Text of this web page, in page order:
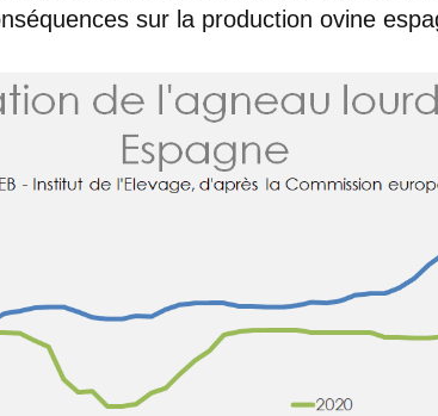
sur la production ovine